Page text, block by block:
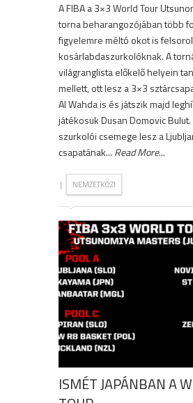
A FIBA a 3×3 World Tour
torna beharangozójában több
figyelemre méltó okot is
kosárlabdaszurkolóknak. A
világranglista előkelő helyein
mellett, ott lesz a 3×3
Al Wahda is és játszik majd
játékosuk Dusan Domovic
szurkolói csemege lesz a
csapatának... Read More...
| NEMZETKÖZI
ISMÉT JAPÁNBAN A